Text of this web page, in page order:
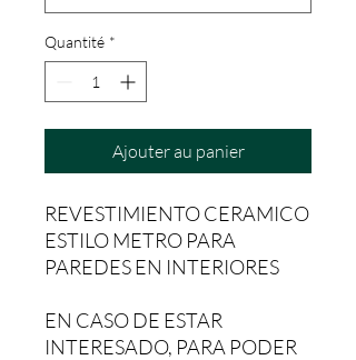
Quantité *
Ajouter au panier
REVESTIMIENTO CERAMICO
ESTILO METRO PARA
PAREDES EN INTERIORES
EN CASO DE ESTAR
INTERESADO, PARA PODER